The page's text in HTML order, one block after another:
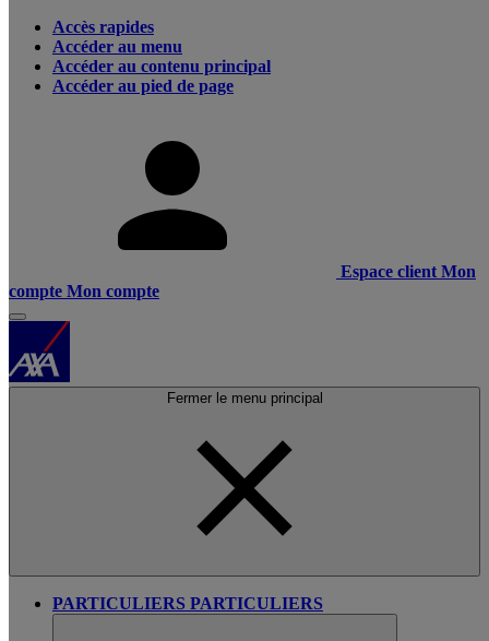
Accès rapides
Accéder au menu
Accéder au contenu principal
Accéder au pied de page
Espace client Mon
compte Mon compte
Fermer le menu principal
PARTICULIERS PARTICULIERS